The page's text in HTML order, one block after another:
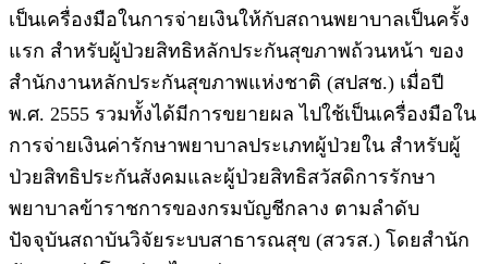
เป็นเครื่องมือในการจ่ายเงินให้กับสถานพยาบาลเป็นครั้ง
แรก สำหรับผู้ป่วยสิทธิหลักประกันสุขภาพถ้วนหน้า ของ
สำนักงานหลักประกันสุขภาพแห่งชาติ (สปสช.) เมื่อปี
พ.ศ. 2555 รวมทั้งได้มีการขยายผล ไปใช้เป็นเครื่องมือใน
การจ่ายเงินค่ารักษาพยาบาลประเภทผู้ป่วยใน สำหรับผู้
ป่วยสิทธิประกันสังคมและผู้ป่วยสิทธิสวัสดิการรักษา
พยาบาลข้าราชการของกรมบัญชีกลาง ตามลำดับ
ปัจจุบันสถาบันวิจัยระบบสาธารณสุข (สวรส.) โดยสำนัก